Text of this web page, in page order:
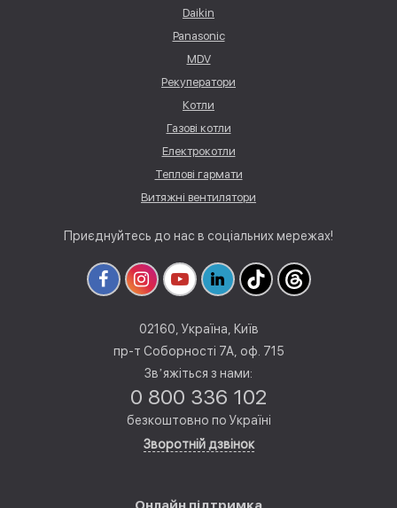
Daikin
Panasonic
MDV
Рекуператори
Котли
Газові котли
Електрокотли
Теплові гармати
Витяжні вентилятори
Приєднуйтесь до нас в соціальних мережах!
02160, Україна, Київ
пр-т Соборності 7А, оф. 715
Звʼяжіться з нами:
0 800 336 102
безкоштовно по Україні
Зворотній дзвінок